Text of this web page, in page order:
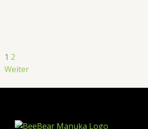
1 2
Weiter